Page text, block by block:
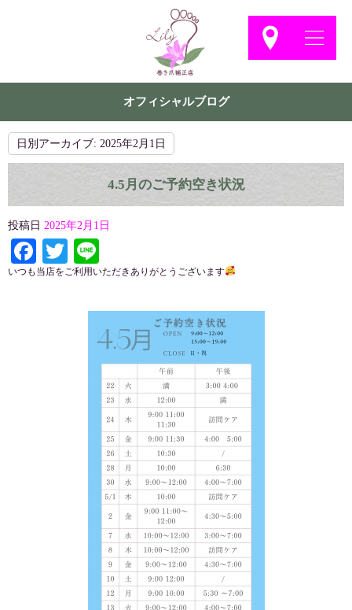
オフィシャルブログ
日別アーカイブ: 2025年2月1日
4.5月のご予約空き状況
投稿日 2025年2月1日
Facebook
Twitter
いつも当店をご利用いただきありがとうございます